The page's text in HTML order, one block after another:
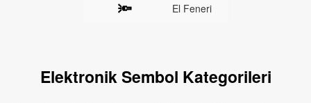
🔦 El Feneri
Elektronik Sembol Kategorileri